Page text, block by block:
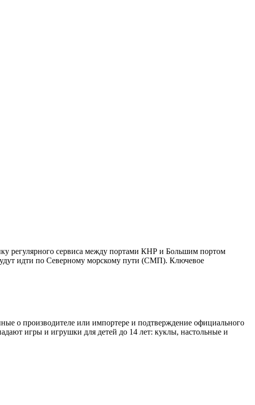
регулярного сервиса между портами КНР и Большим портом
идти по Северному морскому пути (СМП). Ключевое
о производителе или импортере и подтверждение официального
игры и игрушки для детей до 14 лет: куклы, настольные и